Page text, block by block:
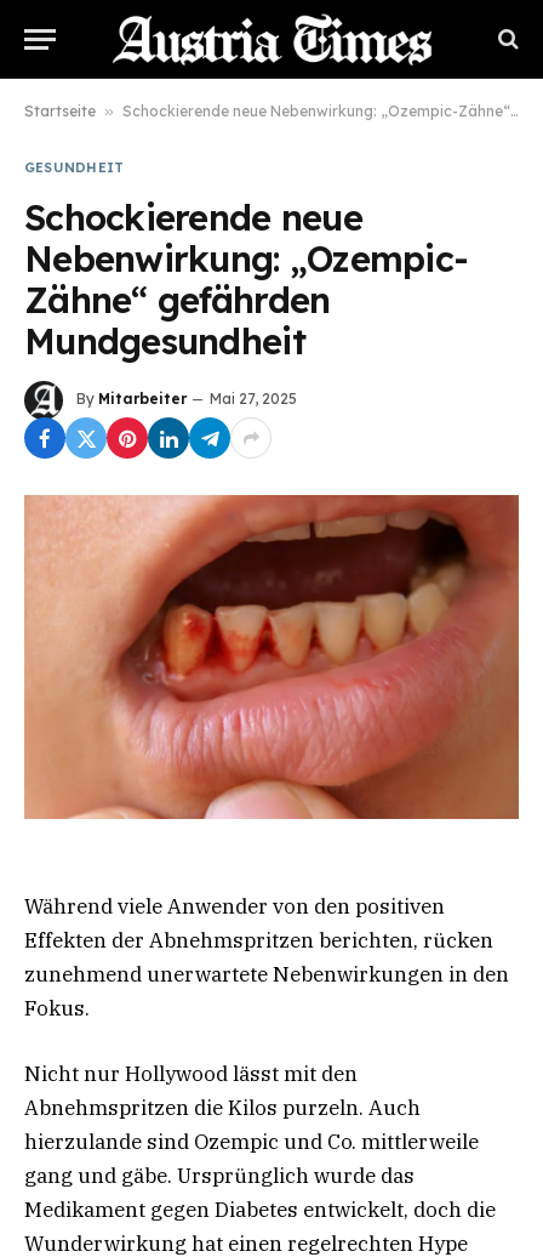
Startseite » Schockierende neue Nebenwirkung: „Ozempic-Zähne“ gefährden Mundgesundheit
GESUNDHEIT
Schockierende neue
Nebenwirkung: „Ozempic-
Zähne“ gefährden
Mundgesundheit
By Mitarbeiter Mai 27, 2025
Während viele Anwender von den positiven
Effekten der Abnehmspritzen berichten, rücken
zunehmend unerwartete Nebenwirkungen in den
Fokus.
Nicht nur Hollywood lässt mit den
Abnehmspritzen die Kilos purzeln. Auch
hierzulande sind Ozempic und Co. mittlerweile
gang und gäbe. Ursprünglich wurde das
Medikament gegen Diabetes entwickelt, doch die
Wunderwirkung hat einen regelrechten Hype